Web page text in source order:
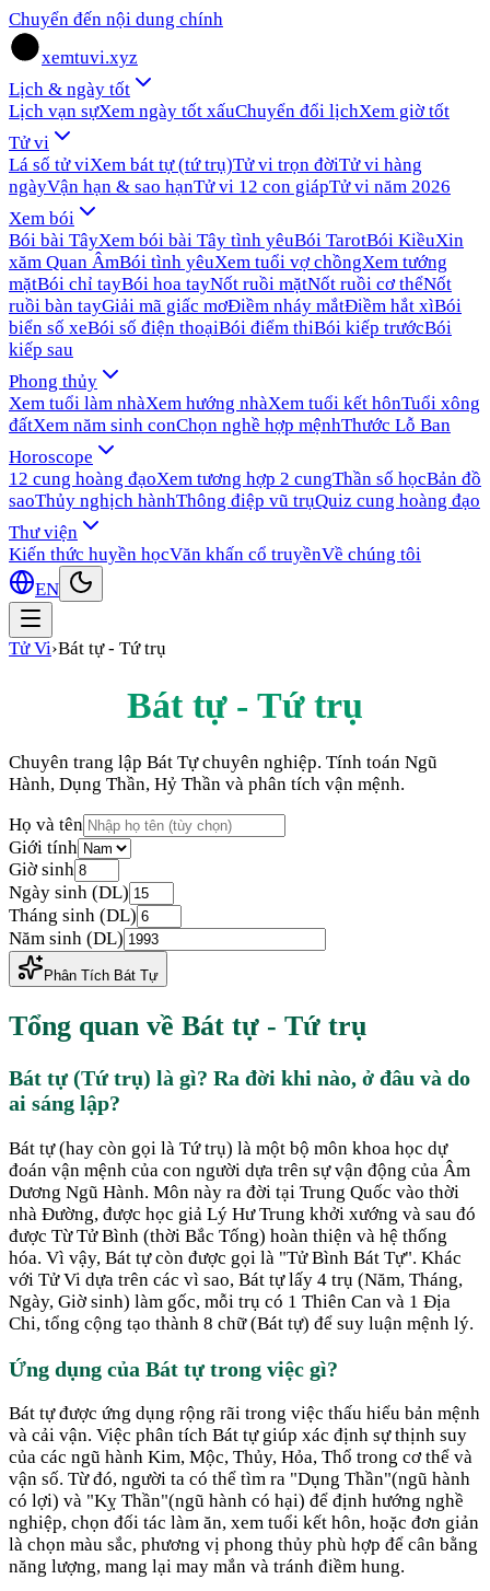
Chuyển đến nội dung chính
xemtuvi.xyz
Lịch & ngày tốt
Lịch vạn sựXem ngày tốt xấuChuyển đổi lịchXem giờ tốt
Tử vi
Lá số tử viXem bát tự (tứ trụ)Tử vi trọn đờiTử vi hàng
ngàyVận hạn & sao hạnTử vi 12 con giápTử vi năm 2026
Xem bói
Bói bài TâyXem bói bài Tây tình yêuBói TarotBói KiềuXin
xăm Quan ÂmBói tình yêuXem tuổi vợ chồngXem tướng
mặtBói chỉ tayBói hoa tayNốt ruồi mặtNốt ruồi cơ thểNốt
ruồi bàn tayGiải mã giấc mơĐiềm nháy mắtĐiềm hắt xìBói
biển số xeBói số điện thoạiBói điểm thiBói kiếp trướcBói
kiếp sau
Phong thủy
Xem tuổi làm nhàXem hướng nhàXem tuổi kết hônTuổi xông
đấtXem năm sinh conChọn nghề hợp mệnhThước Lỗ Ban
Horoscope
12 cung hoàng đạoXem tương hợp 2 cungThần số họcBản đồ
saoThủy nghịch hànhThông điệp vũ trụQuiz cung hoàng đạo
Thư viện
Kiến thức huyền họcVăn khấn cổ truyềnVề chúng tôi
EN
Tử Vi›Bát tự - Tứ trụ
Bát tự - Tứ trụ
Chuyên trang lập Bát Tự chuyên nghiệp. Tính toán Ngũ
Hành, Dụng Thần, Hỷ Thần và phân tích vận mệnh.
Họ và tên
Giới tính
Giờ sinh
Ngày sinh (DL)
Tháng sinh (DL)
Năm sinh (DL)
Phân Tích Bát Tự
Tổng quan về Bát tự - Tứ trụ
Bát tự (Tứ trụ) là gì? Ra đời khi nào, ở đâu và do
ai sáng lập?
Bát tự (hay còn gọi là Tứ trụ) là một bộ môn khoa học dự
đoán vận mệnh của con người dựa trên sự vận động của Âm
Dương Ngũ Hành. Môn này ra đời tại Trung Quốc vào thời
nhà Đường, được học giả Lý Hư Trung khởi xướng và sau đó
được Từ Tử Bình (thời Bắc Tống) hoàn thiện và hệ thống
hóa. Vì vậy, Bát tự còn được gọi là "Tử Bình Bát Tự". Khác
với Tử Vi dựa trên các vì sao, Bát tự lấy 4 trụ (Năm, Tháng,
Ngày, Giờ sinh) làm gốc, mỗi trụ có 1 Thiên Can và 1 Địa
Chi, tổng cộng tạo thành 8 chữ (Bát tự) để suy luận mệnh lý.
Ứng dụng của Bát tự trong việc gì?
Bát tự được ứng dụng rộng rãi trong việc thấu hiểu bản mệnh
và cải vận. Việc phân tích Bát tự giúp xác định sự thịnh suy
của các ngũ hành Kim, Mộc, Thủy, Hỏa, Thổ trong cơ thể và
vận số. Từ đó, người ta có thể tìm ra "Dụng Thần"(ngũ hành
có lợi) và "Kỵ Thần"(ngũ hành có hại) để định hướng nghề
nghiệp, chọn đối tác làm ăn, xem tuổi kết hôn, hoặc đơn giản
là chọn màu sắc, phương vị phong thủy phù hợp để cân bằng
năng lượng, mang lại may mắn và tránh điềm hung.